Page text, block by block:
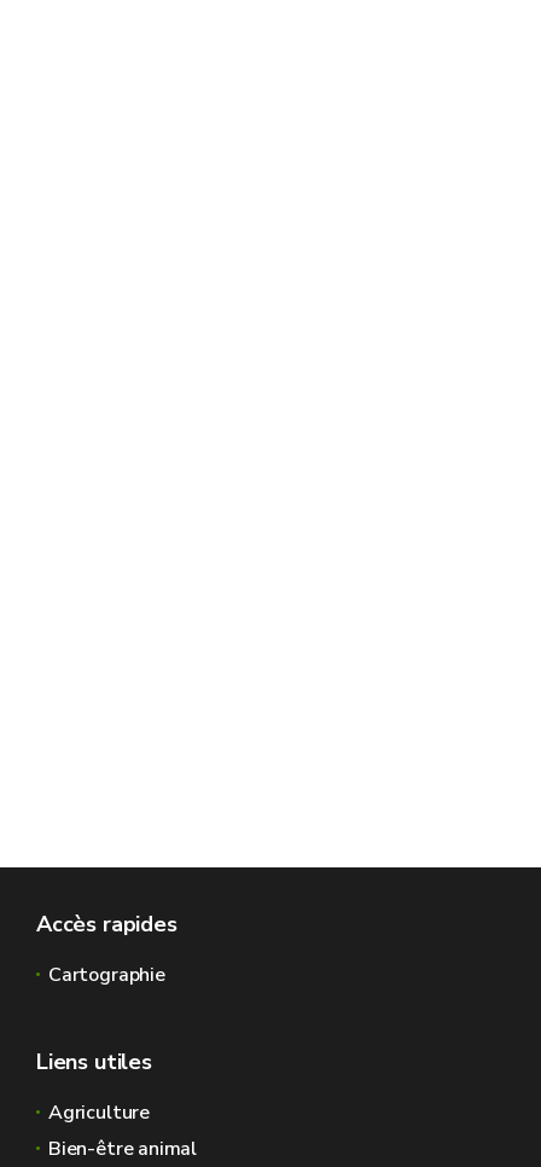
Accès rapides
Cartographie
Liens utiles
Agriculture
Bien-être animal